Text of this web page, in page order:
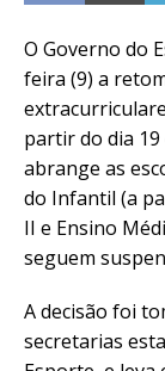
O Governo do
feira (9) a
partir do dia
abrange as
do Infantil (a
II e Ensino
seguem
A decisão foi
secretarias